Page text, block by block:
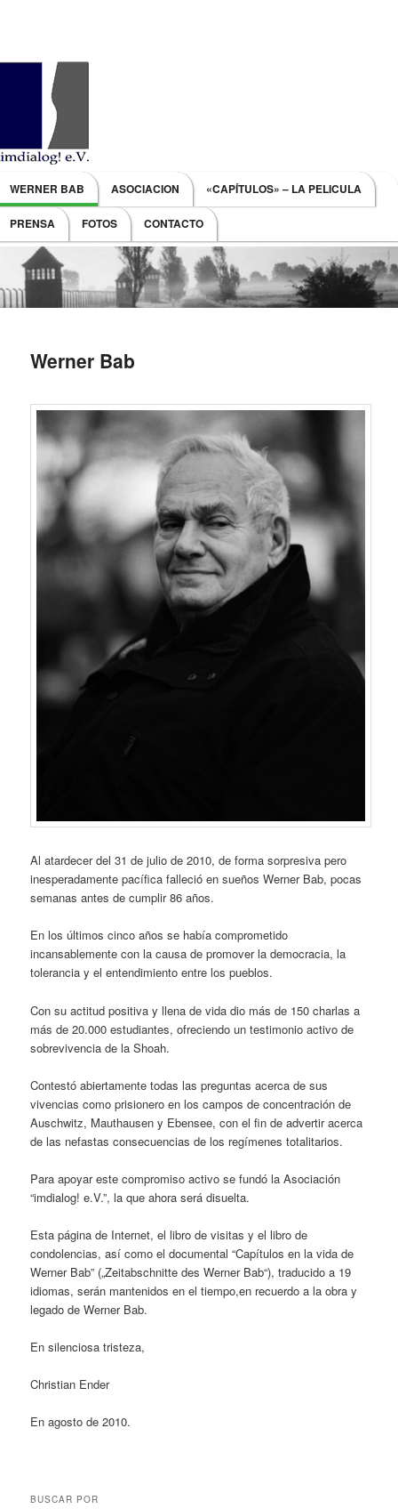
Main menu
SKIP TO PRIMARY CONTENT
SKIP TO SECONDARY CONTENT
WERNER BAB ASOCIACION «CAPÍTULOS» – LA PELICULA
PRENSA FOTOS CONTACTO
Werner Bab
Al atardecer del 31 de julio de 2010, de forma sorpresiva pero
inesperadamente pacífica falleció en sueños Werner Bab, pocas
semanas antes de cumplir 86 años.
En los últimos cinco años se había comprometido
incansablemente con la causa de promover la democracia, la
tolerancia y el entendimiento entre los pueblos.
Con su actitud positiva y llena de vida dio más de 150 charlas a
más de 20.000 estudiantes, ofreciendo un testimonio activo de
sobrevivencia de la Shoah.
Contestó abiertamente todas las preguntas acerca de sus
vivencias como prisionero en los campos de concentración de
Auschwitz, Mauthausen y Ebensee, con el fin de advertir acerca
de las nefastas consecuencias de los regímenes totalitarios.
Para apoyar este compromiso activo se fundó la Asociación
“imdialog! e.V.”, la que ahora será disuelta.
Esta página de Internet, el libro de visitas y el libro de
condolencias, así como el documental “Capítulos en la vida de
Werner Bab” („Zeitabschnitte des Werner Bab“), traducido a 19
idiomas, serán mantenidos en el tiempo,en recuerdo a la obra y
legado de Werner Bab.
En silenciosa tristeza,
Christian Ender
En agosto de 2010.
BUSCAR POR